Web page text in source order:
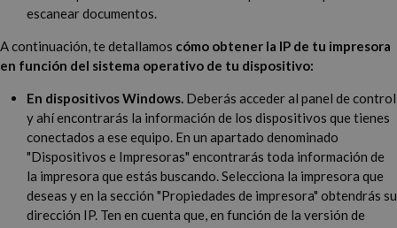
escanear documentos.
A continuación, te detallamos cómo obtener la IP de tu impresora
en función del sistema operativo de tu dispositivo:
En dispositivos Windows. Deberás acceder al panel de control
y ahí encontrarás la información de los dispositivos que tienes
conectados a ese equipo. En un apartado denominado
"Dispositivos e Impresoras" encontrarás toda información de
la impresora que estás buscando. Selecciona la impresora que
deseas y en la sección "Propiedades de impresora" obtendrás su
dirección IP. Ten en cuenta que, en función de la versión de